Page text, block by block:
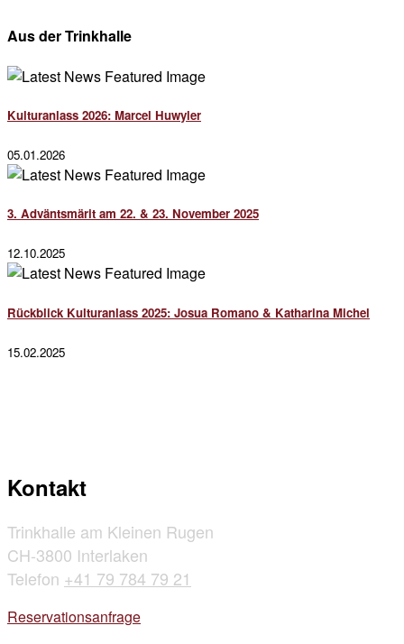
Aus der Trinkhalle
Kulturanlass 2026: Marcel Huwyler
05.01.2026
3. Adväntsmärit am 22. & 23. November 2025
12.10.2025
Rückblick Kulturanlass 2025: Josua Romano & Katharina Michel
15.02.2025
Kontakt
Trinkhalle am Kleinen Rugen
CH-3800 Interlaken
Telefon +41 79 784 79 21
Reservationsanfrage